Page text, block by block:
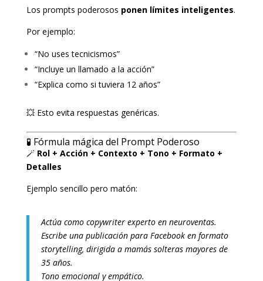
Los prompts poderosos ponen límites inteligentes.
Por ejemplo:
“No uses tecnicismos”
“Incluye un llamado a la acción”
“Explica como si tuviera 12 años”
💥 Esto evita respuestas genéricas.
🧪 Fórmula mágica del Prompt Poderoso
🪄 Rol + Acción + Contexto + Tono + Formato +
Detalles
Ejemplo sencillo pero matón:
Actúa como copywriter experto en neuroventas.
Escribe una publicación para Facebook en formato
storytelling, dirigida a mamás solteras mayores de
35 años.
Tono emocional y empático.